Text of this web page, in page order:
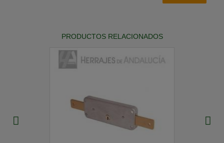
PRODUCTOS RELACIONADOS